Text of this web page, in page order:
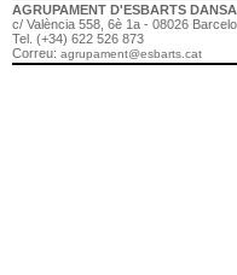
AGRUPAMENT D'ESBARTS
c/ València 558, 6è 1a - 08026
Tel. (+34) 622 526 873
Correu: agrupament@esbarts.cat